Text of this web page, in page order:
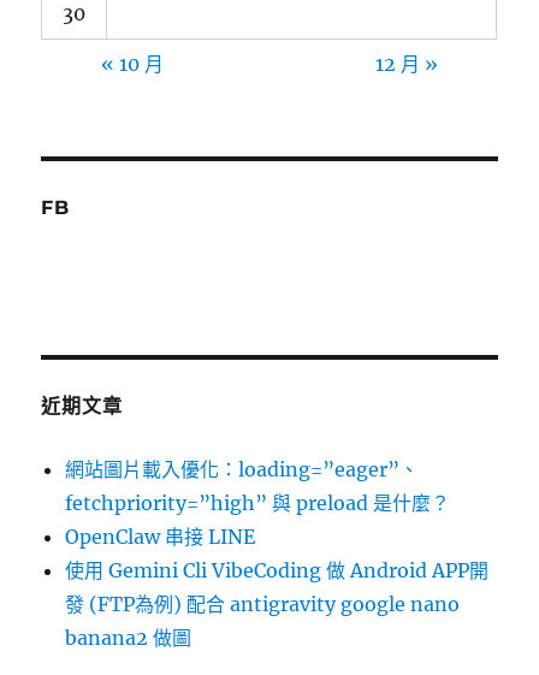
30
« 10 月 12 月 »
FB
近期文章
網站圖片載入優化：loading=”eager”、
fetchpriority=”high” 與 preload 是什麼？
OpenClaw 串接 LINE
使用 Gemini Cli VibeCoding 做 Android APP開
發 (FTP為例) 配合 antigravity google nano
banana2 做圖